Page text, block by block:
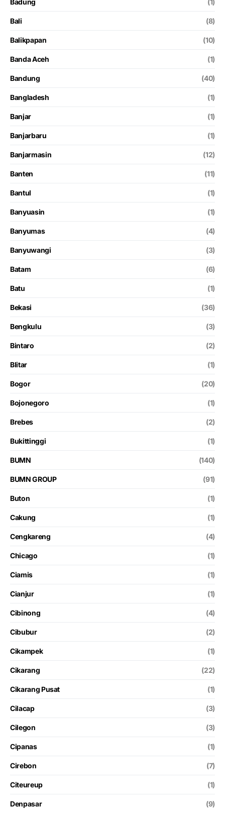
Bali (8)
Balikpapan (10)
Banda Aceh (1)
Bandung (40)
Bangladesh (1)
Banjar (1)
Banjarbaru (1)
Banjarmasin (12)
Banten (11)
Bantul (1)
Banyuasin (1)
Banyumas (4)
Banyuwangi (3)
Batam (6)
Batu (1)
Bekasi (36)
Bengkulu (3)
Bintaro (2)
Blitar (1)
Bogor (20)
Bojonegoro (1)
Brebes (2)
Bukittinggi (1)
BUMN (140)
BUMN GROUP (91)
Buton (1)
Cakung (1)
Cengkareng (4)
Chicago (1)
Ciamis (1)
Cianjur (1)
Cibinong (4)
Cibubur (2)
Cikampek (1)
Cikarang (22)
Cikarang Pusat (1)
Cilacap (3)
Cilegon (3)
Cipanas (1)
Cirebon (7)
Citeureup (1)
Denpasar (9)